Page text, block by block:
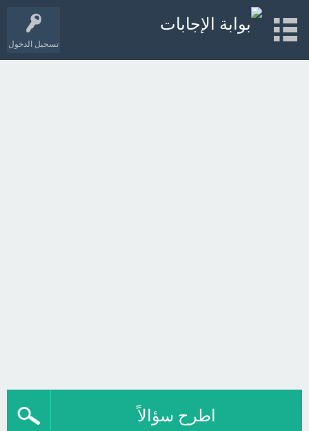
تسجيل الدخول
اطرح سؤالاً